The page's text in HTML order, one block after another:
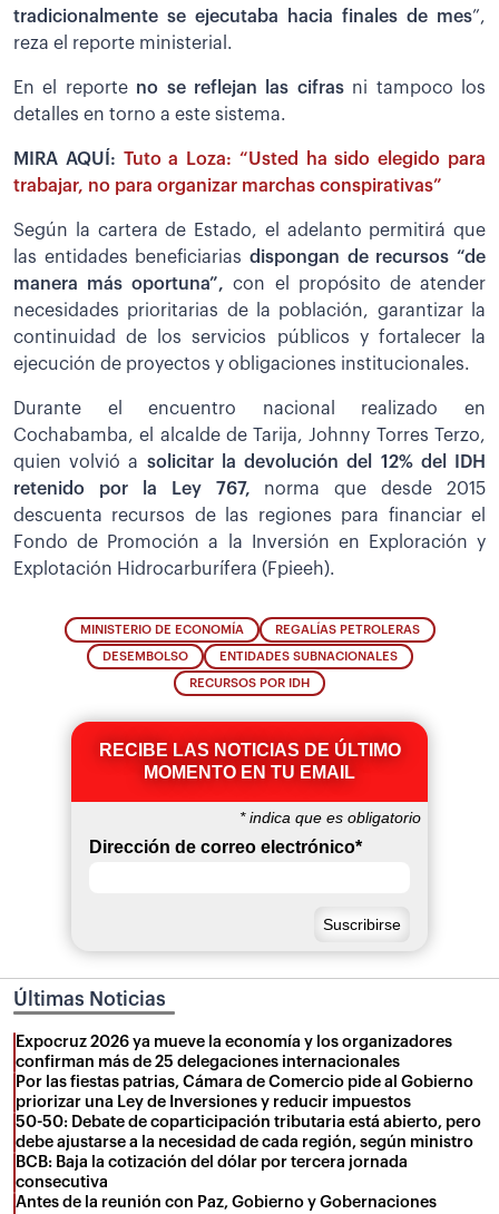
tradicionalmente se ejecutaba hacia finales de mes”,
reza el reporte ministerial.
En el reporte no se reflejan las cifras ni tampoco los
detalles en torno a este sistema.
MIRA AQUÍ: Tuto a Loza: “Usted ha sido elegido para
trabajar, no para organizar marchas conspirativas”
Según la cartera de Estado, el adelanto permitirá que
las entidades beneficiarias dispongan de recursos “de
manera más oportuna”,con el propósito de atender
necesidades prioritarias de la población, garantizar la
continuidad de los servicios públicos y fortalecer la
ejecución de proyectos y obligaciones institucionales.
Durante el encuentro nacional realizado en
Cochabamba, el alcalde de Tarija, Johnny Torres Terzo,
quien volvió a solicitar la devolución del 12% del IDH
retenido por la Ley 767, norma que desde 2015
descuenta recursos de las regiones para financiar el
Fondo de Promoción a la Inversión en Exploración y
Explotación Hidrocarburífera (Fpieeh).
MINISTERIO DE ECONOMÍA REGALÍAS PETROLERAS
DESEMBOLSO ENTIDADES SUBNACIONALES
RECURSOS POR IDH
RECIBE LAS NOTICIAS DE ÚLTIMO
MOMENTO EN TU EMAIL
*indica que es obligatorio
Dirección de correo electrónico*
Últimas Noticias
Expocruz 2026 ya mueve la economía y los organizadores
confirman más de 25 delegaciones internacionales
Por las fiestas patrias, Cámara de Comercio pide al Gobierno
priorizar una Ley de Inversiones y reducir impuestos
50-50: Debate de coparticipación tributaria está abierto, pero
debe ajustarse a la necesidad de cada región, según ministro
BCB: Baja la cotización del dólar por tercera jornada
consecutiva
Antes de la reunión con Paz, Gobierno y Gobernaciones